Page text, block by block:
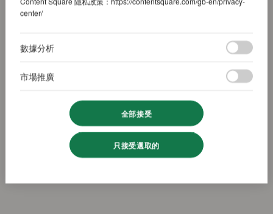
center/
數據分析
市場推廣
全部接受
只接受選取的